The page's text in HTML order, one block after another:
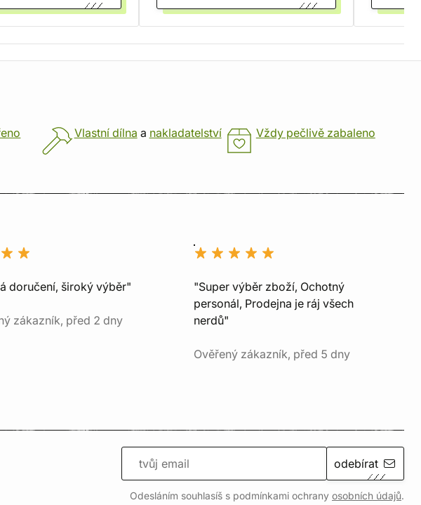
Vlastní dílna a nakladatelství Vždy pečlivě zabaleno
doručení, široký výběr"
zákazník, před 2 dny
"Super výběr zboží, Ochotný
personál, Prodejna je ráj všech
nerdů"
Ověřený zákazník, před 5 dny
odebírat
Odesláním souhlasíš s podmínkami ochrany osobních údajů.